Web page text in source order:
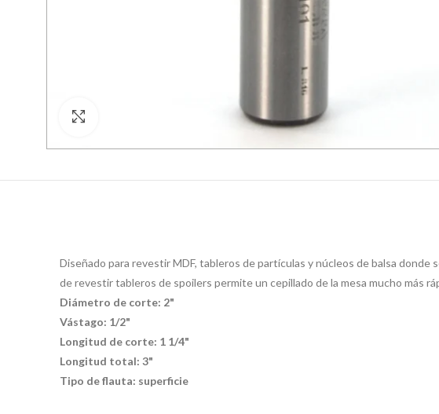
Diseñado para revestir MDF, tableros de partículas y núcleos de balsa
de revestir tableros de spoilers permite un cepillado de la mesa mucho más
Diámetro de corte: 2"
Vástago: 1/2"
Longitud de corte: 1 1/4"
Longitud total: 3"
Tipo de flauta: superficie